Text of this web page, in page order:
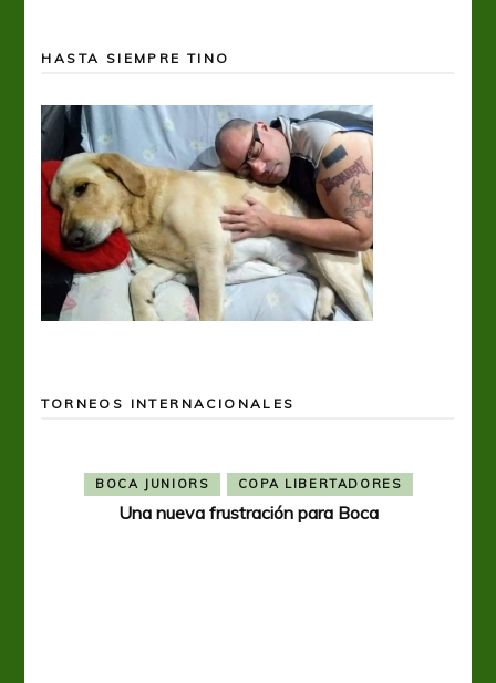
HASTA SIEMPRE TINO
TORNEOS INTERNACIONALES
BOCA JUNIORS COPA LIBERTADORES
Una nueva frustración para Boca